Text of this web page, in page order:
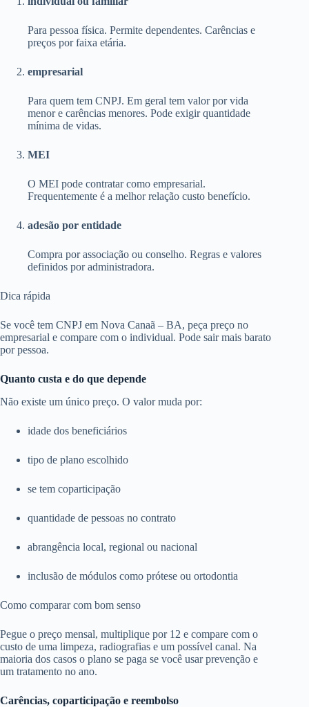
Para pessoa física. Permite dependentes. Carências e
preços por faixa etária.
empresarial
Para quem tem CNPJ. Em geral tem valor por vida
menor e carências menores. Pode exigir quantidade
mínima de vidas.
MEI
O MEI pode contratar como empresarial.
Frequentemente é a melhor relação custo benefício.
adesão por entidade
Compra por associação ou conselho. Regras e valores
definidos por administradora.
Dica rápida
Se você tem CNPJ em Nova Canaã – BA, peça preço no
empresarial e compare com o individual. Pode sair mais barato
por pessoa.
Quanto custa e do que depende
Não existe um único preço. O valor muda por:
idade dos beneficiários
tipo de plano escolhido
se tem coparticipação
quantidade de pessoas no contrato
abrangência local, regional ou nacional
inclusão de módulos como prótese ou ortodontia
Como comparar com bom senso
Pegue o preço mensal, multiplique por 12 e compare com o
custo de uma limpeza, radiografias e um possível canal. Na
maioria dos casos o plano se paga se você usar prevenção e
um tratamento no ano.
Carências, coparticipação e reembolso